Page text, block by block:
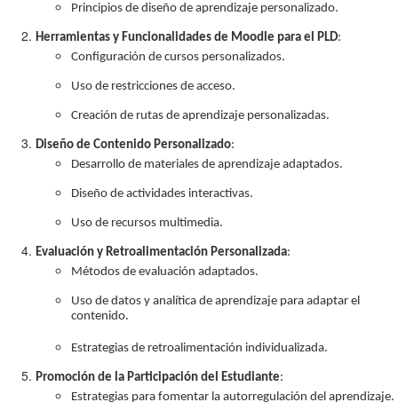
Principios de diseño de aprendizaje personalizado.
Herramientas y Funcionalidades de Moodle para el PLD:
Configuración de cursos personalizados.
Uso de restricciones de acceso.
Creación de rutas de aprendizaje personalizadas.
Diseño de Contenido Personalizado:
Desarrollo de materiales de aprendizaje adaptados.
Diseño de actividades interactivas.
Uso de recursos multimedia.
Evaluación y Retroalimentación Personalizada:
Métodos de evaluación adaptados.
Uso de datos y analítica de aprendizaje para adaptar el
contenido.
Estrategias de retroalimentación individualizada.
Promoción de la Participación del Estudiante:
Estrategias para fomentar la autorregulación del aprendizaje.